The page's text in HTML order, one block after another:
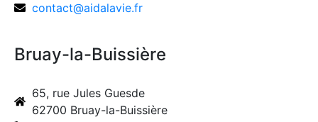
contact@aidalavie.fr
Bruay-la-Buissière
65, rue Jules Guesde
62700 Bruay-la-Buissière